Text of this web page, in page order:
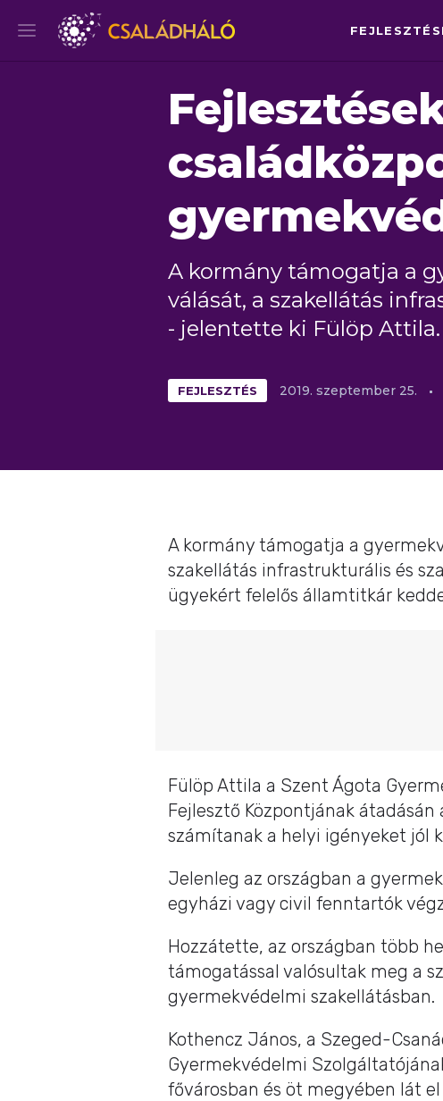
A kormány támogatja a
válását, a szakellátás
- jelentette ki Fülöp Attila.
FEJLESZTÉS 2019. szeptember 25.
A kormány támogatja a
szakellátás infrastrukturális és
ügyekért felelős államtitkár
Fülöp Attila a Szent Ágota
Fejlesztő Központjának
számítanak a helyi igényeket jól
Jelenleg az országban a
egyházi vagy civil fenntartók
Hozzátette, az országban több
támogatással valósultak meg a
gyermekvédelmi szakellátásban.
Kothencz János, a Szeged-
Gyermekvédelmi
fővárosban és öt megyében lát